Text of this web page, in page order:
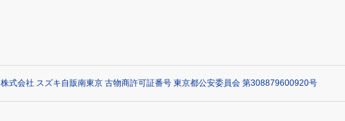
株式会社 スズキ自販南東京 古物商許可証番号 東京都公安委員会 第308879600920号